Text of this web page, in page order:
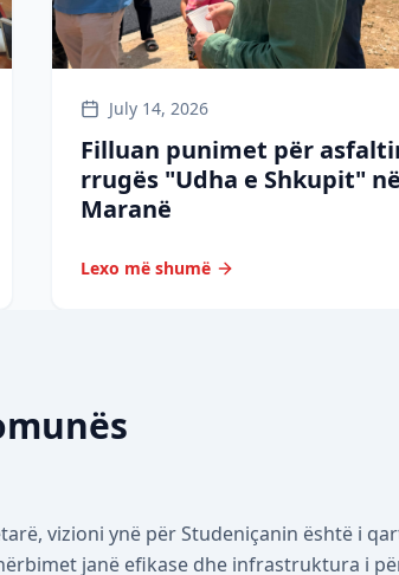
July 14, 2026
Filluan punimet për
rrugës "Udha e Shkupit"
Maranë
Lexo më shumë
vizioni ynë për Studeniçanin është i
janë efikase dhe infrastruktura i